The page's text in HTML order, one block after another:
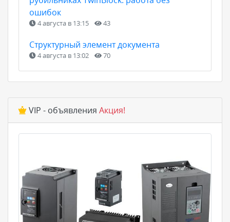
ошибок
4 августа в 13:15 43
Структурный элемент документа
4 августа в 13:02 70
VIP - объявления Акция!